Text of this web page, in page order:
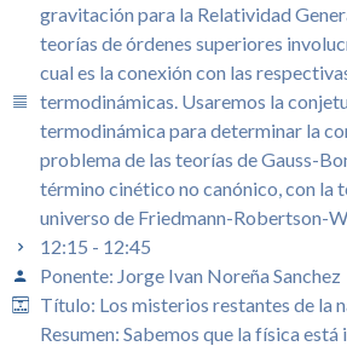
gravitación para la Relatividad
teorías de órdenes superiores
cual es la conexión con las
termodinámicas. Usaremos la
termodinámica para determinar la
problema de las teorías de Gauss-
término cinético no canónico, con la
universo de Friedmann-Robertson-
12:15 - 12:45
Ponente: Jorge Ivan Noreña Sanchez
Título: Los misterios restantes de la
Resumen: Sabemos que la física